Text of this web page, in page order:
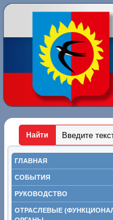
ГЛАВНАЯ
СОБЫТИЯ
РУКОВОДСТВО
ОТРАСЛЕВЫЕ